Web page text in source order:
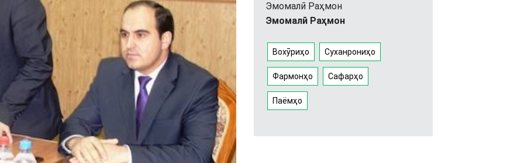
Эмомалӣ Раҳмон
Эмомалӣ Раҳмон
Вохӯриҳо Суханрониҳо
Фармонҳо Сафарҳо
Паёмҳо